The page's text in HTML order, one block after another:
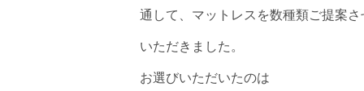
通して、マットレスを数種類ご提案さ
いただきました。
お選びいただいたのは